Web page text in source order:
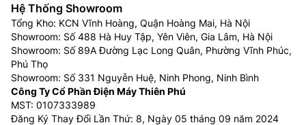
Hệ Thống Showroom
Tổng Kho: KCN Vĩnh Hoàng, Quận Hoàng Mai, Hà Nội
Showroom: Số 488 Hà Huy Tập, Yên Viên, Gia Lâm, Hà Nội
Showroom: Số 89A Đường Lạc Long Quân, Phường Vĩnh Phúc,
Phú Thọ
Showroom: Số 331 Nguyễn Huệ, Ninh Phong, Ninh Bình
Công Ty Cổ Phần Điện Máy Thiên Phú
MST: 0107333989
Đăng Ký Thay Đổi Lần Thứ: 8, Ngày 05 tháng 09 năm 2024